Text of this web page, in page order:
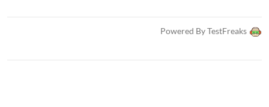
Powered By TestFreaks